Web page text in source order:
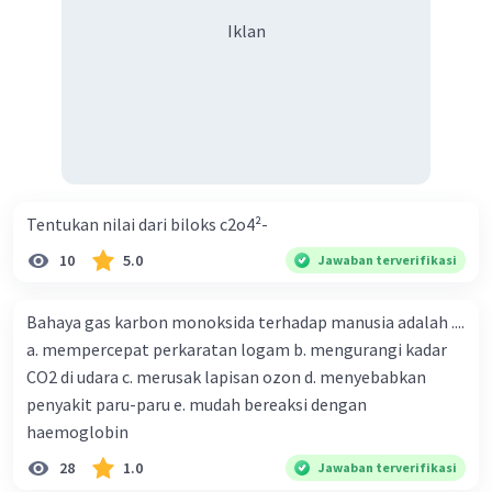
Jadi, jawaban yang benar adalah E. \( \mathrm{Pb}
(\mathrm{NO} 3) 2 ; 11,12 \) gram.
Iklan
Tentukan nilai dari biloks c2o4²-
10 5.0 Jawaban terverifikasi
Bahaya gas karbon monoksida terhadap manusia adalah ....
a. mempercepat perkaratan logam b. mengurangi kadar
CO2 di udara c. merusak lapisan ozon d. menyebabkan
penyakit paru-paru e. mudah bereaksi dengan
haemoglobin
28 1.0 Jawaban terverifikasi